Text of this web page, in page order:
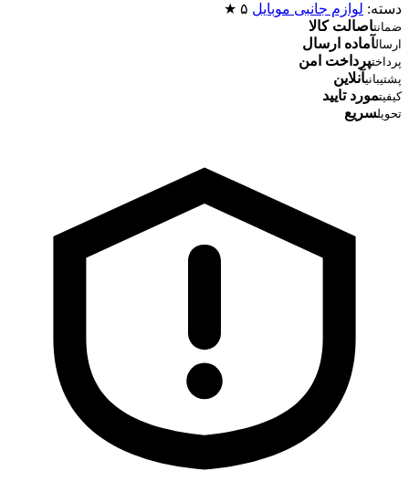
دسته: لوازم جانبی موبایل ۵ ★
ضمانتاصالت کالا
ارسالآماده ارسال
پرداختپرداخت امن
پشتیبانیآنلاین
کیفیتمورد تایید
تحویلسریع